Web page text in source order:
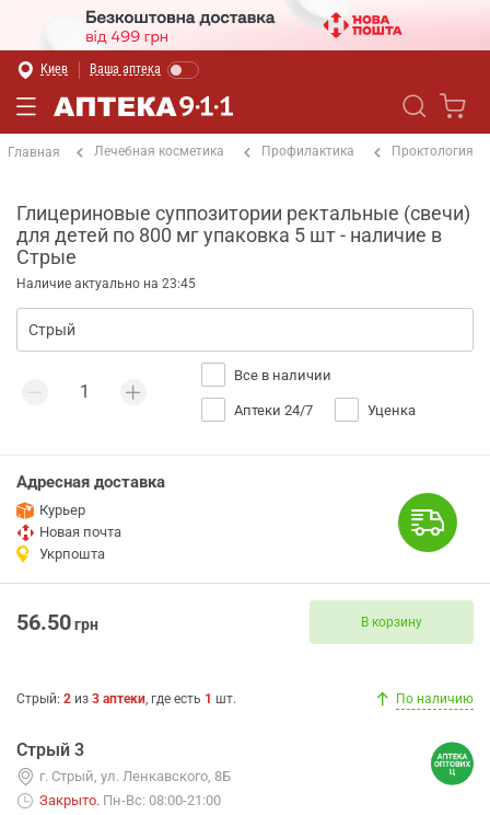
Киев Ваша аптека
Главная Лечебная косметика Профилактика Проктология
Глицериновые суппозитории ректальные (свечи)
для детей по 800 мг упаковка 5 шт - наличие в
Стрые
Наличие актуально на 23:45
Все в наличии
Аптеки 24/7 Уценка
Адресная доставка
Курьер
Новая почта
Укрпошта
56.50грн В корзину
Стрый: 2 из 3 аптеки, где есть 1 шт. По наличию
Стрый 3
г. Стрый, ул. Ленкавского, 8Б
Закрыто. Пн-Вс: 08:00-21:00